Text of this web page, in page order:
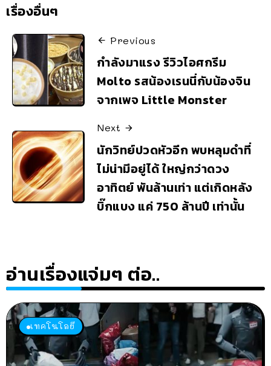
เรื่องอื่นๆ
Previous
กำลังมาแรง รีวิวไอศกรีม
Molto รสน้องเรนนี่กับน้องจิน
จากเพจ Little Monster
Next
นักวิทย์ปวดหัวอีก พบหลุมดำที่
ไม่น่ามีอยู่ได้ ใหญ่กว่าดวง
อาทิตย์ พันล้านเท่า แต่เกิดหลัง
บิ๊กแบง แค่ 750 ล้านปี เท่านั้น
อ่านเรื่องแจ่มๆ ต่อ..
เทคโนโลยี